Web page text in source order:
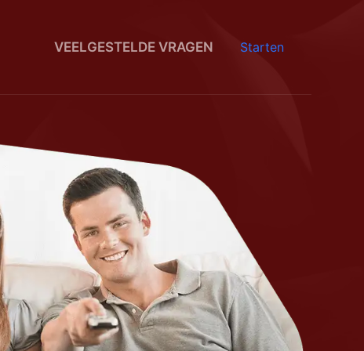
VEELGESTELDE VRAGEN Starten